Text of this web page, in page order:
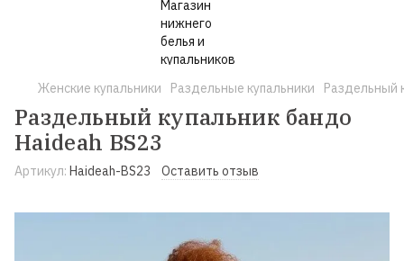
Женские купальники Раздельные купальники Раздельный
Раздельный купальник бандо
Haideah BS23
Артикул: Haideah-BS23 Оставить отзыв